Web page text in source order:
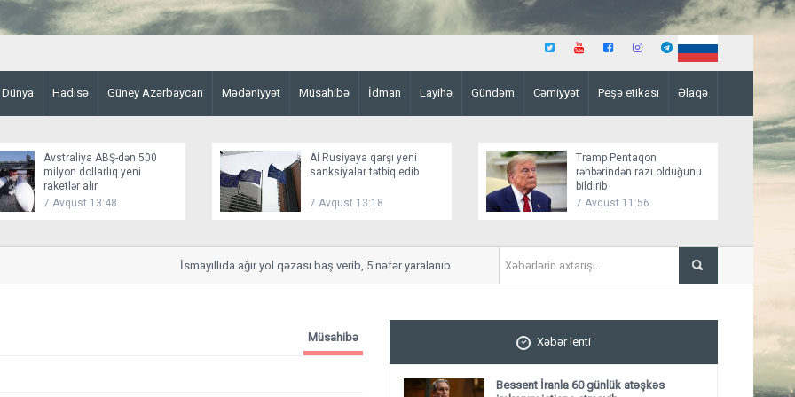
Dünya Hadisə Güney Azərbaycan Mədəniyyət Müsahibə İdman Layihə Gündəm Cəmiyyət Peşə etikası Əlaqə
Avstraliya ABŞ-dən 500
milyon dollarlıq yeni
raketlər alır
7 Avqust 13:48
Aİ Rusiyaya qarşı yeni
sanksiyalar tətbiq edib
7 Avqust 13:18
Tramp Pentaqon
rəhbərindən razı olduğunu
bildirib
7 Avqust 11:56
İsmayıllıda ağır yol qəzası baş verib, 5 nəfər yaralanıb
Mirziyoyev və Tramp
ediblər
Müsahibə Xəbər lenti
Bessent İranla 60 günlük atəşkəs